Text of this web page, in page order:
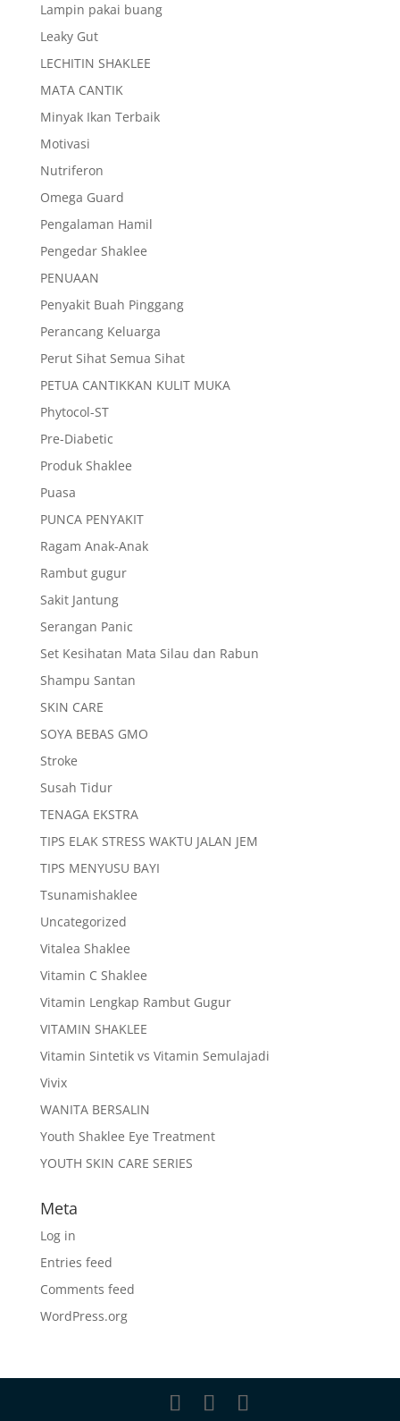
Lampin pakai buang
Leaky Gut
LECHITIN SHAKLEE
MATA CANTIK
Minyak Ikan Terbaik
Motivasi
Nutriferon
Omega Guard
Pengalaman Hamil
Pengedar Shaklee
PENUAAN
Penyakit Buah Pinggang
Perancang Keluarga
Perut Sihat Semua Sihat
PETUA CANTIKKAN KULIT MUKA
Phytocol-ST
Pre-Diabetic
Produk Shaklee
Puasa
PUNCA PENYAKIT
Ragam Anak-Anak
Rambut gugur
Sakit Jantung
Serangan Panic
Set Kesihatan Mata Silau dan Rabun
Shampu Santan
SKIN CARE
SOYA BEBAS GMO
Stroke
Susah Tidur
TENAGA EKSTRA
TIPS ELAK STRESS WAKTU JALAN JEM
TIPS MENYUSU BAYI
Tsunamishaklee
Uncategorized
Vitalea Shaklee
Vitamin C Shaklee
Vitamin Lengkap Rambut Gugur
VITAMIN SHAKLEE
Vitamin Sintetik vs Vitamin Semulajadi
Vivix
WANITA BERSALIN
Youth Shaklee Eye Treatment
YOUTH SKIN CARE SERIES
Meta
Log in
Entries feed
Comments feed
WordPress.org